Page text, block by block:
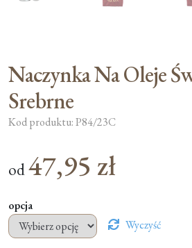
Naczynka Na Oleje
Srebrne
Kod produktu: P84/23C
od47,95 zł
opcja
Wyczyść